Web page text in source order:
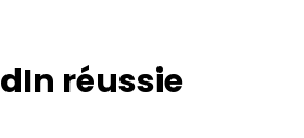
réussie